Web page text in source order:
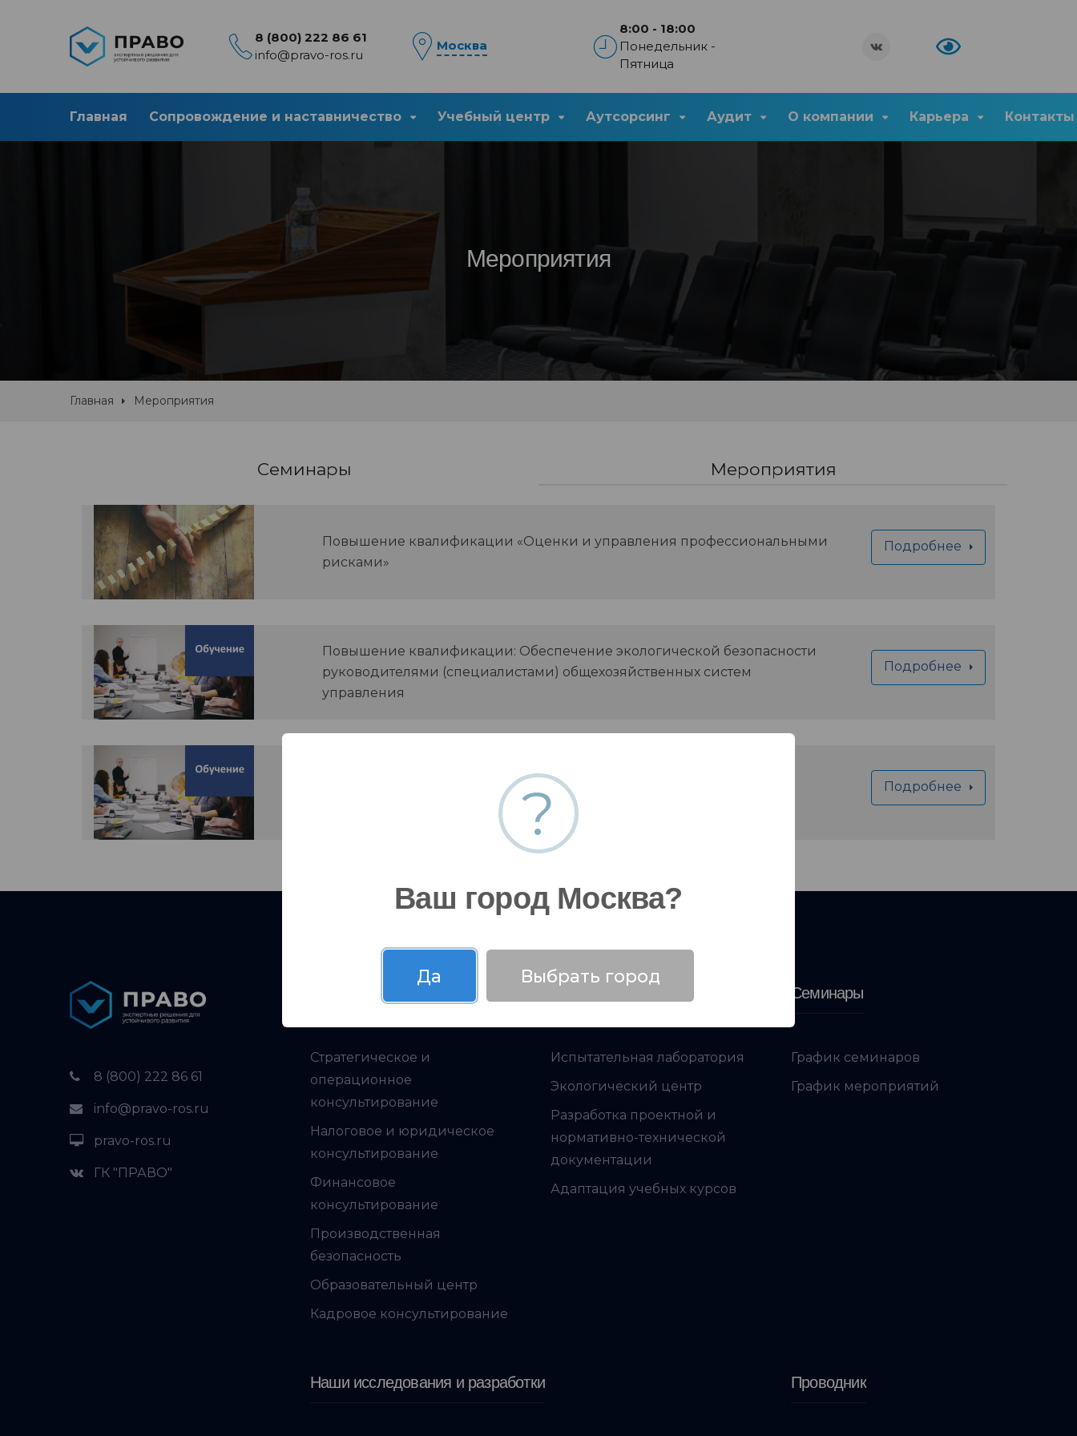
8 (800) 222 86 61
info@pravo-ros.ru
Москва
8:00 - 18:00
Понедельник -
Пятница
Главная Сопровождение и наставничество Учебный центр Аутсорсинг Аудит О компании Карьера Контакты
Мероприятия
Главная Мероприятия
Семинары Мероприятия
Повышение квалификации «Оценки и управления профессиональными
рисками»
Подробнее
Повышение квалификации: Обеспечение экологической безопасности
руководителями (специалистами) общехозяйственных систем
управления
Подробнее
Подробнее
8 (800) 222 86 61
info@pravo-ros.ru
pravo-ros.ru
ГК "ПРАВО"
Стратегическое и
операционное
консультирование
Налоговое и юридическое
консультирование
Финансовое
консультирование
Производственная
безопасность
Образовательный центр
Кадровое консультирование
Испытательная лаборатория
Экологический центр
Разработка проектной и
нормативно-технической
документации
Адаптация учебных курсов
Семинары
График семинаров
График мероприятий
Наши исследования и разработки Проводник
?
Ваш город Москва?
Да Выбрать город